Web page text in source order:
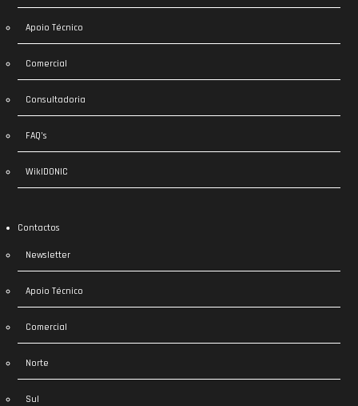
Apoio Técnico
Comercial
Consultadoria
FAQ’s
WikIDONIC
Contactos
Newsletter
Apoio Técnico
Comercial
Norte
Sul